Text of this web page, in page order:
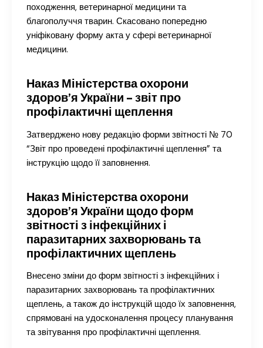
походження, ветеринарної медицини та
благополуччя тварин. Скасовано попередню
уніфіковану форму акта у сфері ветеринарної
медицини.
Наказ Міністерства охорони
здоров’я України – звіт про
профілактичні щеплення
Затверджено нову редакцію форми звітності № 70
“Звіт про проведені профілактичні щеплення” та
інструкцію щодо її заповнення.
Наказ Міністерства охорони
здоров’я України щодо форм
звітності з інфекційних і
паразитарних захворювань та
профілактичних щеплень
Внесено зміни до форм звітності з інфекційних і
паразитарних захворювань та профілактичних
щеплень, а також до інструкцій щодо їх заповнення,
спрямовані на удосконалення процесу планування
та звітування про профілактичні щеплення.